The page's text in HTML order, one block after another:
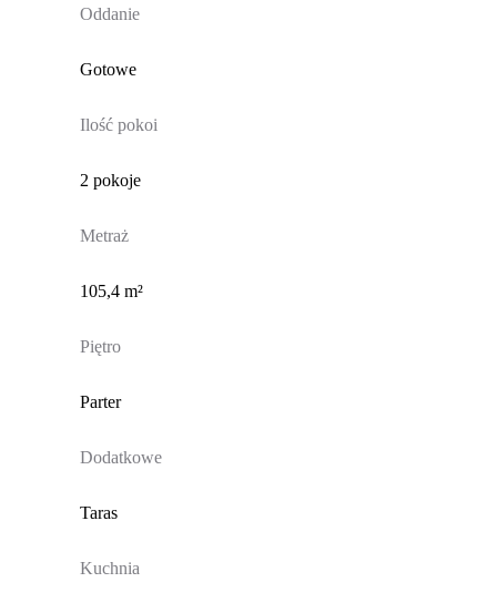
Oddanie
Gotowe
Ilość pokoi
2 pokoje
Metraż
105,4 m²
Piętro
Parter
Dodatkowe
Taras
Kuchnia